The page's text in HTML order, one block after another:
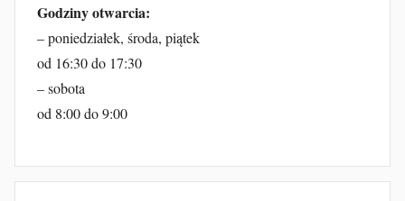
Godziny otwarcia:
– poniedziałek, środa, piątek
od 16:30 do 17:30
– sobota
od 8:00 do 9:00